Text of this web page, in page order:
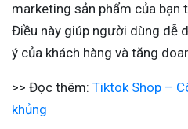
marketing sản phẩm của bạn
Điều này giúp người dùng dễ
ý của khách hàng và tăng
>> Đọc thêm: Tiktok Shop –
khủng